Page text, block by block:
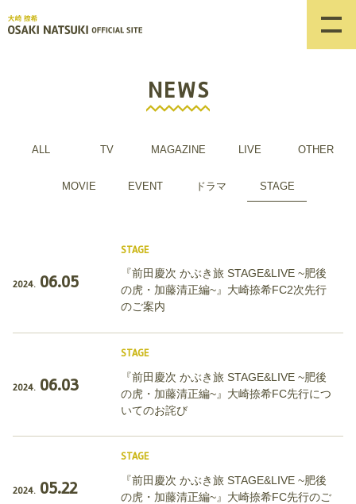
NEWS
ALL TV MAGAZINE LIVE OTHER
MOVIE EVENT ドラマ STAGE
2024. 06.05
STAGE
『前田慶次 かぶき旅 STAGE&LIVE ~肥後
の虎・加藤清正編~』大崎捺希FC2次先行
のご案内
2024. 06.03
STAGE
『前田慶次 かぶき旅 STAGE&LIVE ~肥後
の虎・加藤清正編~』大崎捺希FC先行につ
いてのお詫び
2024. 05.22
STAGE
『前田慶次 かぶき旅 STAGE&LIVE ~肥後
の虎・加藤清正編~』大崎捺希FC先行のご